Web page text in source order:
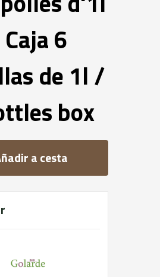
6
de 1l /
box
a cesta